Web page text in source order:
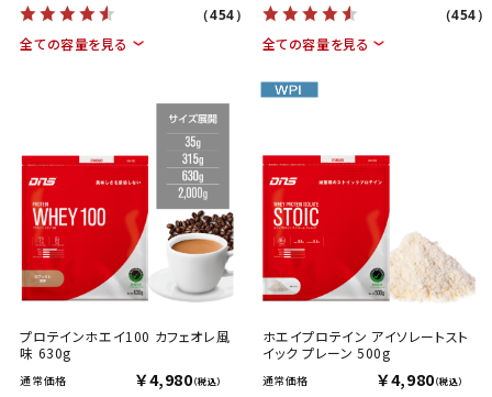
（454）
全ての容量を見る
（454）
全ての容量を見る
プロテインホエイ100 カフェオレ風
味 630g
通常価格 ￥4,980（税込）
ホエイプロテイン アイソレートスト
イック プレーン 500g
通常価格 ￥4,980（税込）